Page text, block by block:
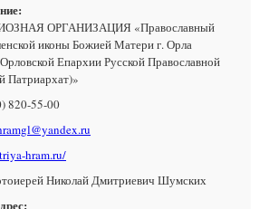
ОРГАНИЗАЦИЯ «Православный
иконы Божией Матери г. Орла
Епархии Русской Православной
Патриархат)»
820-55-00
hram.ru/
Николай Дмитриевич Шумских